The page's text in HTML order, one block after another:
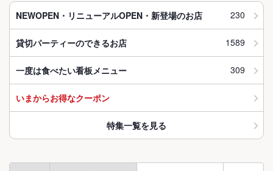
NEWOPEN・リニューアルOPEN・新登場のお店 230
貸切パーティーのできるお店 1589
一度は食べたい看板メニュー 309
いまからお得なクーポン
特集一覧を見る